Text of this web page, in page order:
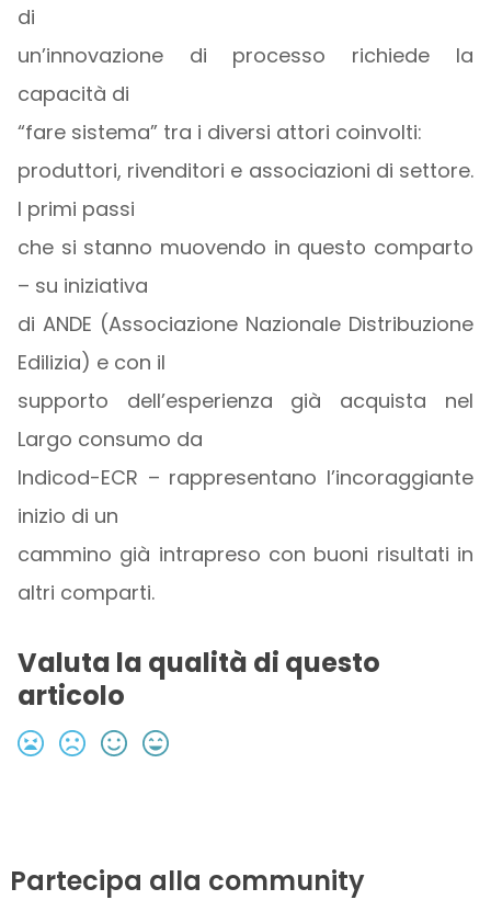
di
un’innovazione di processo richiede la
capacità di
“fare sistema” tra i diversi attori coinvolti:
produttori, rivenditori e associazioni di settore.
I primi passi
che si stanno muovendo in questo comparto
– su iniziativa
di ANDE (Associazione Nazionale Distribuzione
Edilizia) e con il
supporto dell’esperienza già acquista nel
Largo consumo da
Indicod-ECR – rappresentano l’incoraggiante
inizio di un
cammino già intrapreso con buoni risultati in
altri comparti.
Valuta la qualità di questo
articolo
Partecipa alla community